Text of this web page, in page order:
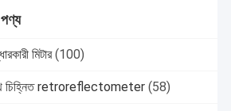
মিটার (100)
চিহ্নিত retroreflectometer (58)